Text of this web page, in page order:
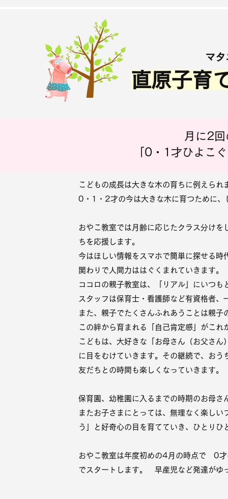
マ
直原子育
月に2
「0・1才ひよこ
こどもの成長は大きな木の育ちに例えられ
0・1・2才の今は大きな木に育つために、
おやこ教室では月齢に応じたクラス分け
ちを応援します。
今はほしい情報をスマホで簡単に探せる
関わりで人間力ははぐくまれていきます。
ココロの親子教室は、「リアル」にいつ
スタッフは保育士・看護師など有資格者
また、親子でたくさんふれあうことは親子
この絆から育まれる「自己肯定感」がこ
こどもは、大好きな「 お母さん（お父さん
に目をむけていきます。その継続で、お
友だちとの時間も楽しくなっていきます。
保育園、幼稚園に入るまでの時期のお母
またお子さまにとっては、無理なく楽し
う」と好奇心の目を育てていき、ひとり
おやこ教室は年度初めの4月の時点で 0
でスタートします。 早産児など発達がゆ